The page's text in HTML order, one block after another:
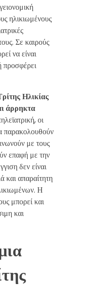
ηλικιωμένους
Σε καιρούς
να είναι
προσφέρει
Ηλικίας
άρρηκτα
οι
παρακολουθούν
με τους
επαφή με την
δεν είναι
και απαραίτητη
Η
μπορεί και
και